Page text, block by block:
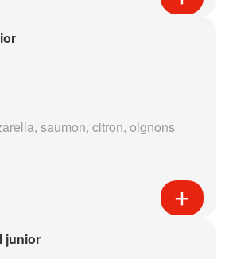
saumon, citron, oignons
junior